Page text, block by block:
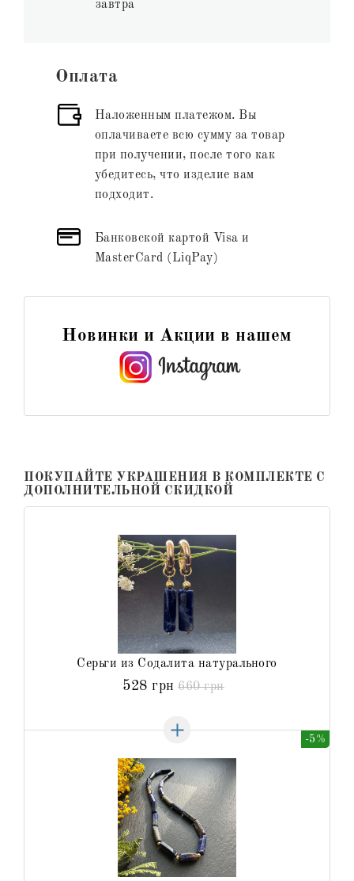
завтра
Оплата
Наложенным платежом. Вы
оплачиваете всю сумму за товар
при получении, после того как
убедитесь, что изделие вам
подходит.
Банковской картой Visa и
MasterCard (LiqPay)
Новинки и Акции в нашем
ПОКУПАЙТЕ УКРАШЕНИЯ В КОМПЛЕКТЕ С
ДОПОЛНИТЕЛЬНОЙ СКИДКОЙ
528 грн 660 грн
Серьги из Содалита натурального
-5%